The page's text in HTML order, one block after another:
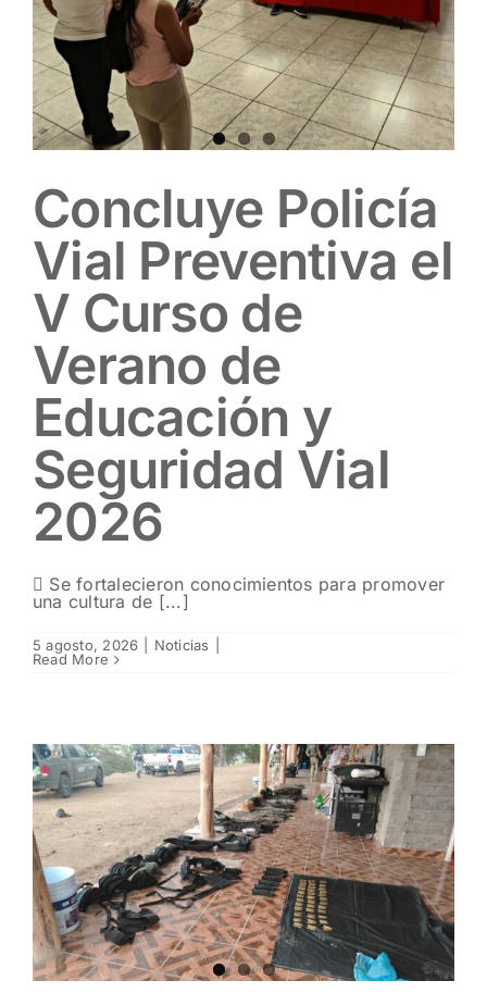
Concluye Policía
Vial Preventiva el
V Curso de
Verano de
Educación y
Seguridad Vial
2026
 Se fortalecieron conocimientos para promover
una cultura de [...]
5 agosto, 2026 Noticias
Read More